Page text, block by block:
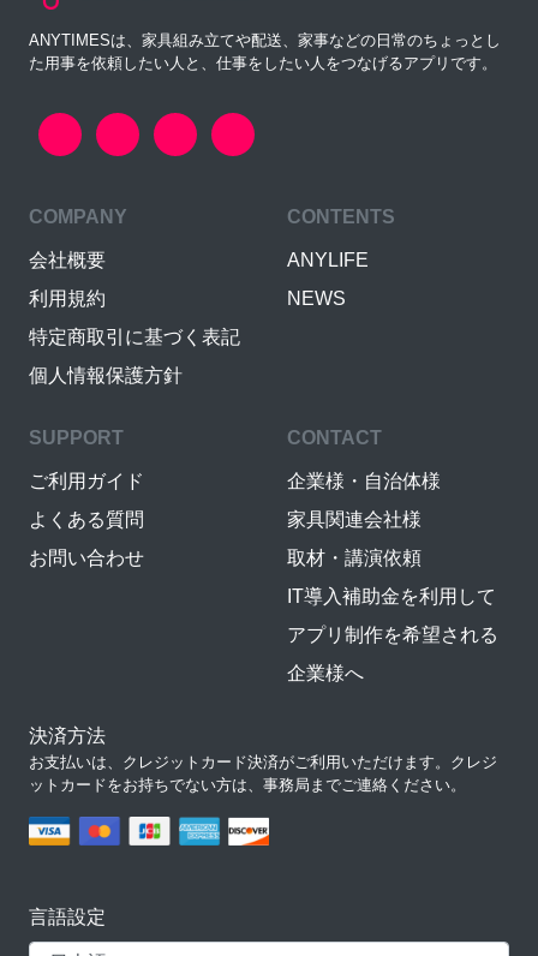
ANYTIMESは、家具組み立てや配送、家事などの日常のちょっとし
た用事を依頼したい人と、仕事をしたい人をつなげるアプリです。
COMPANY
会社概要
利用規約
特定商取引に基づく表記
個人情報保護方針
CONTENTS
ANYLIFE
NEWS
SUPPORT
ご利用ガイド
よくある質問
お問い合わせ
CONTACT
企業様・自治体様
家具関連会社様
取材・講演依頼
IT導入補助金を利用して
アプリ制作を希望される
企業様へ
決済方法
お支払いは、クレジットカード決済がご利用いただけます。クレジ
ットカードをお持ちでない方は、事務局までご連絡ください。
言語設定